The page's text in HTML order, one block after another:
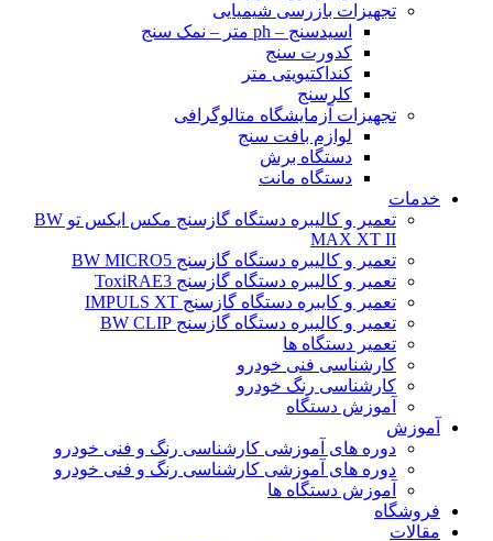
تجهیزات بازرسی شیمیایی
اسیدسنج – ph متر – نمک سنج
کدورت سنج
کنداکتیویتی متر
کلرسنج
تجهیزات آزمایشگاه متالوگرافی
لوازم بافت سنج
دستگاه برش
دستگاه مانت
خدمات
تعمیر و کالیبره دستگاه گازسنج مکس ایکس تو BW
MAX XT II
تعمیر و کالیبره دستگاه گازسنج BW MICRO5
تعمیر و کالیبره دستگاه گازسنج ToxiRAE3
تعمیر و کایبره دستگاه گازسنج IMPULS XT
تعمیر و کالیبره دستگاه گازسنج BW CLIP
تعمیر دستگاه ها
کارشناسی فنی خودرو
کارشناسی رنگ خودرو
آموزش دستگاه
آموزش
دوره های آموزشی کارشناسی رنگ و فنی خودرو
دوره های آموزشی کارشناسی رنگ و فنی خودرو
آموزش دستگاه ها
فروشگاه
مقالات